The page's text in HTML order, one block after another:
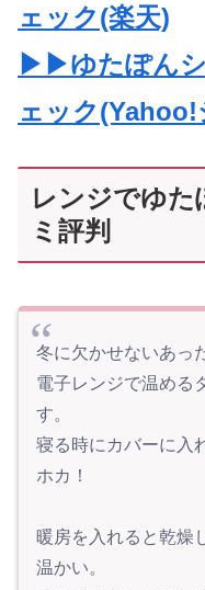
ェック(楽天)
▶▶ゆたぽん
ェック
レンジでゆた
ミ評判
冬に欠かせないあっ
電子レンジで温める
す。
寝る時にカバーに入
ホカ！
暖房を入れると乾燥
温かい。